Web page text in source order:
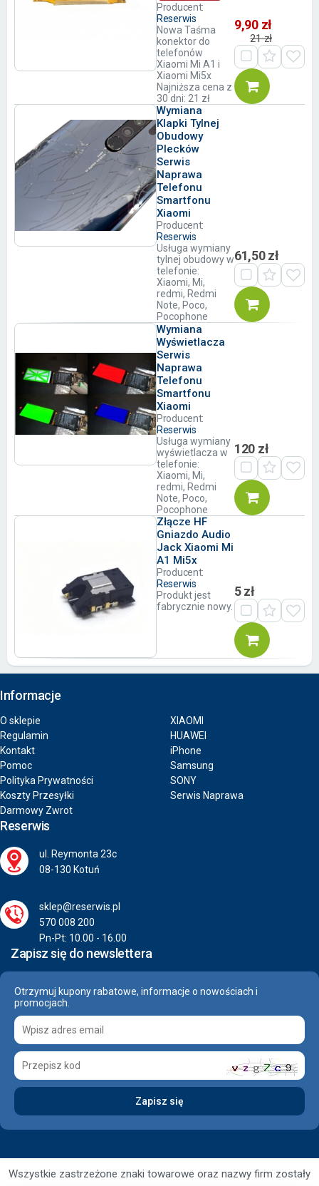
Producent:
Reserwis
Nowa Taśma
konektor do
telefonów
Xiaomi Mi A1 i
Xiaomi Mi5x
Najniższa cena z
30 dni: 21 zł
9,90 zł
21 zł
Wymiana
Klapki Tylnej
Obudowy
Plecków
Serwis
Naprawa
Telefonu
Smartfonu
Xiaomi
Producent:
Reserwis
Usługa wymiany
tylnej obudowy w
telefonie:
Xiaomi, Mi,
redmi, Redmi
Note, Poco,
Pocophone
61,50 zł
Wymiana
Wyświetlacza
Serwis
Naprawa
Telefonu
Smartfonu
Xiaomi
Producent:
Reserwis
Usługa wymiany
wyświetlacza w
telefonie:
Xiaomi, Mi,
redmi, Redmi
Note, Poco,
Pocophone
120 zł
Złącze HF
Gniazdo Audio
Jack Xiaomi Mi
A1 Mi5x
Producent:
Reserwis
Produkt jest
fabrycznie nowy.
5 zł
Informacje
O sklepie
Regulamin
Kontakt
Pomoc
Polityka Prywatności
Koszty Przesyłki
Darmowy Zwrot
XIAOMI
HUAWEI
iPhone
Samsung
SONY
Serwis Naprawa
Reserwis
ul. Reymonta 23c
08-130 Kotuń
sklep@reserwis.pl
570 008 200
Pn-Pt: 10.00 - 16.00
Zapisz się do newslettera
Otrzymuj kupony rabatowe, informacje o nowościach i
promocjach.
Wszystkie zastrzeżone znaki towarowe oraz nazwy firm zostały